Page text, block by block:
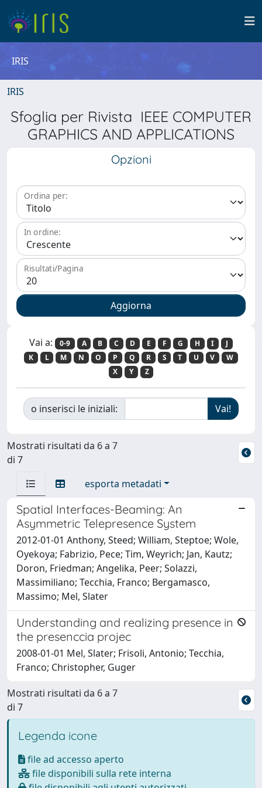
IRIS
IRIS
Sfoglia per Rivista IEEE COMPUTER
GRAPHICS AND APPLICATIONS
Opzioni
Ordina per:
In ordine:
Risultati/Pagina
Vai a: 0-9 A B C D E F G H I
J
K
L M N O P Q R S T U V
W
X
Y Z
o inserisci le iniziali:
Mostrati risultati da 6 a 7
di 7
esporta metadati
Spatial Interfaces-Beaming: An
Asymmetric Telepresence System
2012-01-01 Anthony, Steed; William, Steptoe; Wole,
Oyekoya; Fabrizio, Pece; Tim, Weyrich; Jan, Kautz;
Doron, Friedman; Angelika, Peer; Solazzi,
Massimiliano; Tecchia, Franco; Bergamasco,
Massimo; Mel, Slater
Understanding and realizing presence in
the presenccia projec
2008-01-01 Mel, Slater; Frisoli, Antonio; Tecchia,
Franco; Christopher, Guger
Mostrati risultati da 6 a 7
di 7
Legenda icone
file ad accesso aperto
file disponibili sulla rete interna